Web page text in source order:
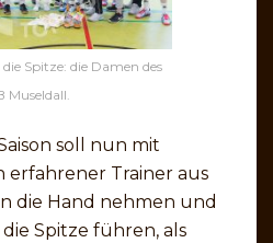
Spitze: die Damen des
Museldall.
soll nun mit
erfahrener Trainer aus
die Hand nehmen und
Spitze führen, als